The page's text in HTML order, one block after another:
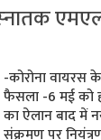
-कोरोना वायरस
फैसला -6 मई को
का ऐलान बाद में
संक्रमण पर